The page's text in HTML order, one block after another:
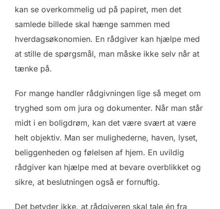
kan se overkommelig ud på papiret, men det
samlede billede skal hænge sammen med
hverdagsøkonomien. En rådgiver kan hjælpe med
at stille de spørgsmål, man måske ikke selv når at
tænke på.
For mange handler rådgivningen lige så meget om
tryghed som om jura og dokumenter. Når man står
midt i en boligdrøm, kan det være svært at være
helt objektiv. Man ser mulighederne, haven, lyset,
beliggenheden og følelsen af hjem. En uvildig
rådgiver kan hjælpe med at bevare overblikket og
sikre, at beslutningen også er fornuftig.
Det betyder ikke, at rådgiveren skal tale én fra